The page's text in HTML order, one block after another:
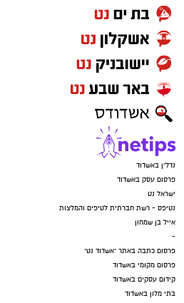
נדל"ן באשדוד
פרסום עסק באשדוד
ישראל נט
נטיפס - רשת חברתית לטיפים והמלצות
אייל בן שמחון
-
פרסום כתבה באתר "אשדוד נט"
פרסום מקומי באשדוד
קידום עסקים באשדוד
בתי מלון באשדוד